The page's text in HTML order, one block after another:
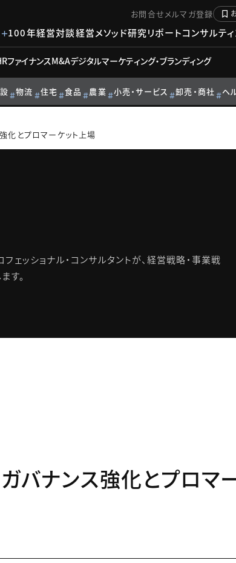
お問合せメルマガ登録
100年経営対談経営メソッド研究リポートコンサルテ
ファイナンスM&Aデジタルマーケティング・ブランディング
物流 住宅 食品 農業 小売・サービス 卸売・商社 ヘ
化とプロマーケット上場
ェッショナル・コンサルタントが、経営戦略・事業戦
す。
バナンス強化とプロマ